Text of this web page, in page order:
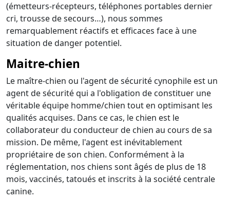
(émetteurs-récepteurs, téléphones portables dernier
cri, trousse de secours…), nous sommes
remarquablement réactifs et efficaces face à une
situation de danger potentiel.
Maitre-chien
Le maître-chien ou l'agent de sécurité cynophile est un
agent de sécurité qui a l'obligation de constituer une
véritable équipe homme/chien tout en optimisant les
qualités acquises. Dans ce cas, le chien est le
collaborateur du conducteur de chien au cours de sa
mission. De même, l'agent est inévitablement
propriétaire de son chien. Conformément à la
réglementation, nos chiens sont âgés de plus de 18
mois, vaccinés, tatoués et inscrits à la société centrale
canine.